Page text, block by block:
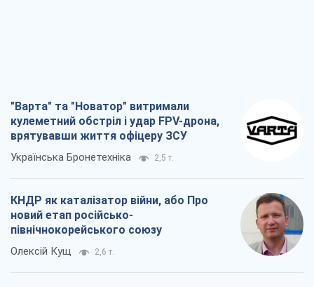
"Варта" та "Новатор" витримали
кулеметний обстріл і удар FPV-дрона,
врятувавши життя офіцеру ЗСУ
Українська Бронетехніка 2,5 т.
КНДР як каталізатор війни, або Про
новий етап російсько-
північнокорейського союзу
Олексій Кущ 2,6 т.